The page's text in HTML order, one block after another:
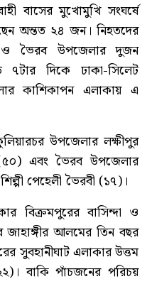
বাসের মুখোমুখি সংঘর্ষে
অন্তত ২৪ জন। নিহতদের
ও ভৈরব উপজেলার দুজন
দিকে ঢাকা-সিলেট
কাশিকাপন এলাকায় এ
উপজেলার লক্ষীপুর
এবং ভৈরব উপজেলার
পেহেলী ভৈরবী (১৭)।
বিক্রমপুরের বাসিন্দা ও
জাহাঙ্গীর আলমের তিন বছর
সুবহানীঘাট এলাকার উত্তম
বাকি পাঁচজনের পরিচয়